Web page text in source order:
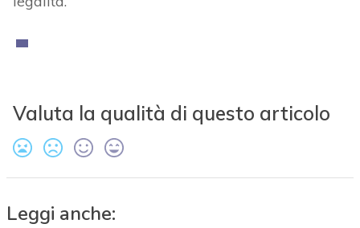
Valuta la qualità di questo articolo
Leggi anche: